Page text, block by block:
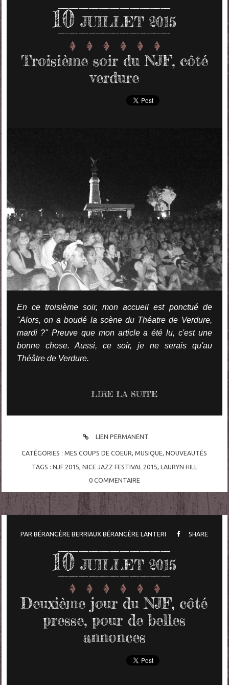
10 JUILLET 2015
Troisième soir du NJF, côté
verdure
En ce troisième soir, mon accueil est ponctué de
"Alors, on a boudé la scène du Théatre de Verdure,
mardi ?" Preuve que mon article a été lu, c'est une
bonne chose. Aussi, ce soir, je ne serais qu'au
Théâtre de Verdure.
LIRE LA SUITE
LIEN PERMANENT
CATÉGORIES :MES COUPS DE COEUR,MUSIQUE,NOUVEAUTÉS
TAGS : NJF 2015 NICE JAZZ FESTIVAL 2015 LAURYN HILL
0 COMMENTAIRE
PAR BÉRANGÈRE BERRIAUXBÉRANGÈRE LANTERI SHARE
10 JUILLET 2015
Deuxième jour du NJF, côté
presse, pour de belles
annonces